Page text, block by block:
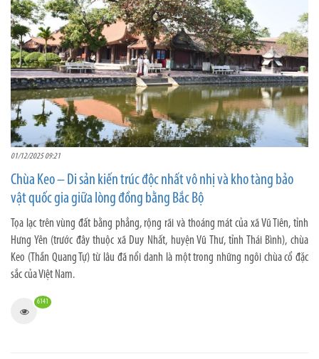
01/12/2025 09:21
Chùa Keo – Di sản kiến trúc độc nhất vô nhị và kho tàng bảo
vật quốc gia giữa lòng đồng bằng Bắc Bộ
Tọa lạc trên vùng đất bằng phẳng, rộng rãi và thoáng mát của xã Vũ Tiên, tỉnh
Hưng Yên (trước đây thuộc xã Duy Nhất, huyện Vũ Thư, tỉnh Thái Bình), chùa
Keo (Thần Quang Tự) từ lâu đã nổi danh là một trong những ngôi chùa cổ đặc
sắc của Việt Nam.
6141